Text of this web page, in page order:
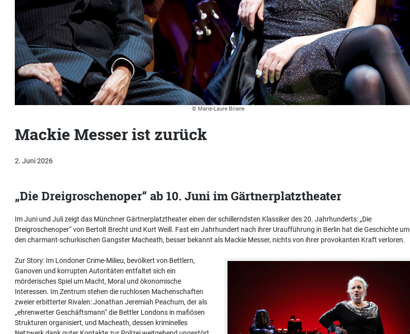
© Marie-Laure Briane
Mackie Messer ist zurück
2. Juni 2026
„Die Dreigroschenoper“ ab 10. Juni im Gärtnerplatztheater
Im Juni und Juli zeigt das Münchner Gärtnerplatztheater einen der schillerndsten Klassiker des 20. Jahrhunderts: „Die
Dreigroschenoper“ von Bertolt Brecht und Kurt Weill. Fast ein Jahrhundert nach ihrer Uraufführung in Berlin hat die Geschichte um
den charmant-schurkischen Gangster Macheath, besser bekannt als Mackie Messer, nichts von ihrer provokanten Kraft verloren.
Zur Story: Im Londoner Crime-Milieu, bevölkert von Bettlern,
Ganoven und korrupten Autoritäten entfaltet sich ein
mörderisches Spiel um Macht, Moral und ökonomische
Interessen. Im Zentrum stehen die ruchlosen Machenschaften
zweier erbitterter Rivalen: Jonathan Jeremiah Peachum, der als
„ehrenwerter Geschäftsmann“ die Bettler Londons in mafiösen
Strukturen organisiert, und Macheath, dessen kriminelles